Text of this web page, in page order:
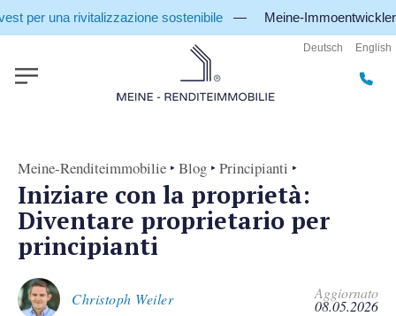
Deutsch English
una rivitalizzazione sostenibile— Meine-Immoentwickler
Meine-Renditeimmobilie ‣Blog ‣Principianti ‣
Iniziare con la proprietà:
Diventare proprietario per
principianti
Christoph Weiler Aggiornato
08.05.2026